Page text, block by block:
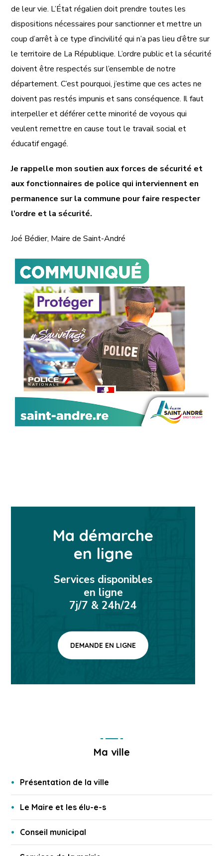
de leur vie. L’État régalien doit prendre toutes les
dispositions nécessaires pour sanctionner et mettre un
coup d’arrêt à ce type d’incivilité qui n’a pas lieu d’être sur
le territoire de La République. L’ordre public et la sécurité
doivent être respectés sur l’ensemble de notre
département. C’est pourquoi, j’estime que ces actes ne
doivent pas restés impunis et sans conséquence. Il faut
interpeller et déférer cette minorité de voyous qui
veulent remettre en cause tout le travail social et
éducatif engagé.
Je rappelle mon soutien aux forces de sécurité et
aux fonctionnaires de police qui interviennent en
permanence sur la commune pour faire respecter
l’ordre et la sécurité.
Joé Bédier, Maire de Saint-André
Ma démarche
en ligne
Services disponibles
en ligne
7j/7 & 24h/24
DEMANDE EN LIGNE
Ma ville
Présentation de la ville
Le Maire et les élu-e-s
Conseil municipal